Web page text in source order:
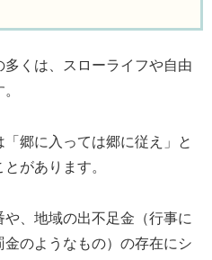
くは、スローライフや自由
郷に入っては郷に従え」と
があります。
、地域の出不足金（行事に
のようなもの）の存在にシ